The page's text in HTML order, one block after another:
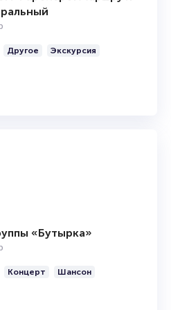
Другое Экскурсия
«Бутырка»
Концерт Шансон